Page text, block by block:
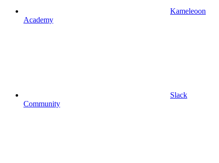
Kameleoon
Academy
Slack
Community